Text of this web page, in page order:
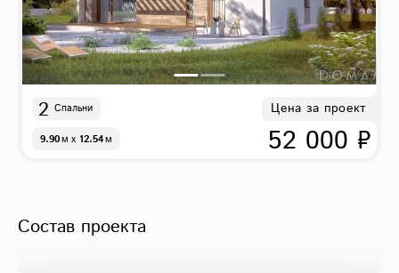
2 Спальни
9.90м x 12.54м
Цена за проект
52 000 ₽
Состав проекта